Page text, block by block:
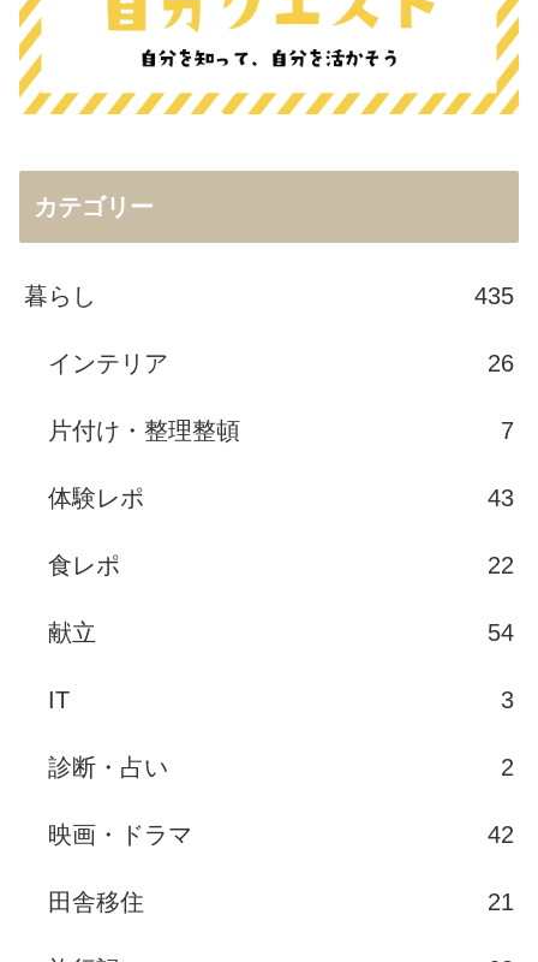
カテゴリー
暮らし 435
インテリア 26
片付け・整理整頓 7
体験レポ 43
食レポ 22
献立 54
IT 3
診断・占い 2
映画・ドラマ 42
田舎移住 21